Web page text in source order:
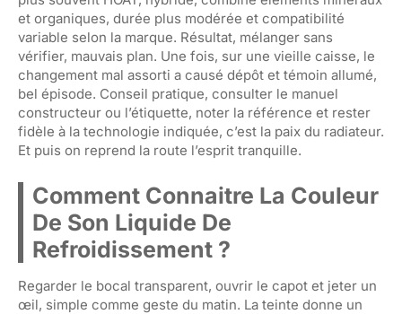
et organiques, durée plus modérée et compatibilité
variable selon la marque. Résultat, mélanger sans
vérifier, mauvais plan. Une fois, sur une vieille caisse, le
changement mal assorti a causé dépôt et témoin allumé,
bel épisode. Conseil pratique, consulter le manuel
constructeur ou l’étiquette, noter la référence et rester
fidèle à la technologie indiquée, c’est la paix du radiateur.
Et puis on reprend la route l’esprit tranquille.
Comment Connaitre La Couleur
De Son Liquide De
Refroidissement ?
Regarder le bocal transparent, ouvrir le capot et jeter un
œil, simple comme geste du matin. La teinte donne un